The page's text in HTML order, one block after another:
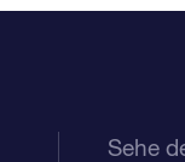
Sehe